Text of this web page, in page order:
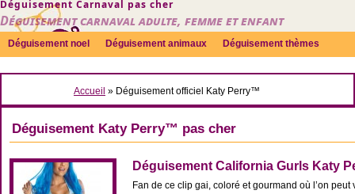
Déguisement Carnaval pas cher
Déguisement carnaval adulte, femme et enfant
Déguisement noel Déguisement animaux Déguisement thèmes
Sexy Déguisement couple Déguisements par genre Idées
Accueil » Déguisement officiel Katy Perry™
Déguisement Katy Perry™ pas cher
Déguisement California Gurls Katy
Fan de ce clip gai, coloré et gourmand où l’on